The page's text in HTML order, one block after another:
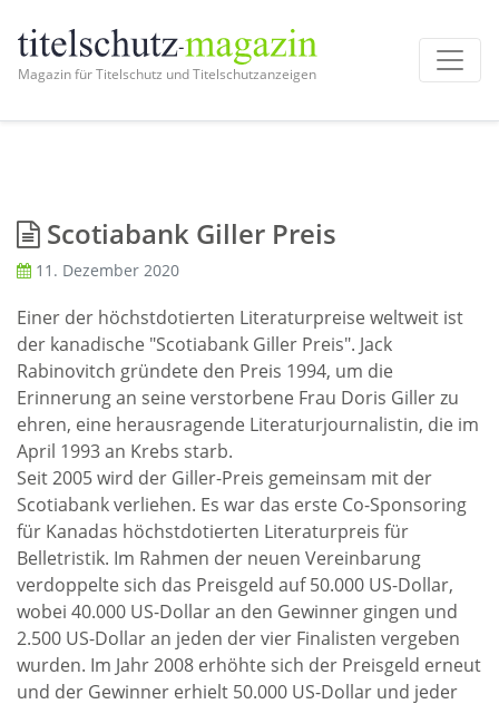
Magazin für Titelschutz und Titelschutzanzeigen
Scotiabank Giller Preis
11. Dezember 2020
Einer der höchstdotierten Literaturpreise weltweit ist
der kanadische "Scotiabank Giller Preis". Jack
Rabinovitch gründete den Preis 1994, um die
Erinnerung an seine verstorbene Frau Doris Giller zu
ehren, eine herausragende Literaturjournalistin, die im
April 1993 an Krebs starb.
Seit 2005 wird der Giller-Preis gemeinsam mit der
Scotiabank verliehen. Es war das erste Co-Sponsoring
für Kanadas höchstdotierten Literaturpreis für
Belletristik. Im Rahmen der neuen Vereinbarung
verdoppelte sich das Preisgeld auf 50.000 US-Dollar,
wobei 40.000 US-Dollar an den Gewinner gingen und
2.500 US-Dollar an jeden der vier Finalisten vergeben
wurden. Im Jahr 2008 erhöhte sich der Preisgeld erneut
und der Gewinner erhielt 50.000 US-Dollar und jeder